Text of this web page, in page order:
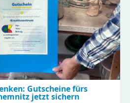
Gutscheine fürs
jetzt sichern